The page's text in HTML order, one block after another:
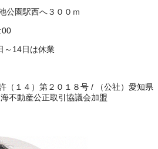
公園駅西へ３００ｍ
～14日は休業
（１４）第２０１８号 /
（公社）愛知県
不動産公正取引協議会加盟